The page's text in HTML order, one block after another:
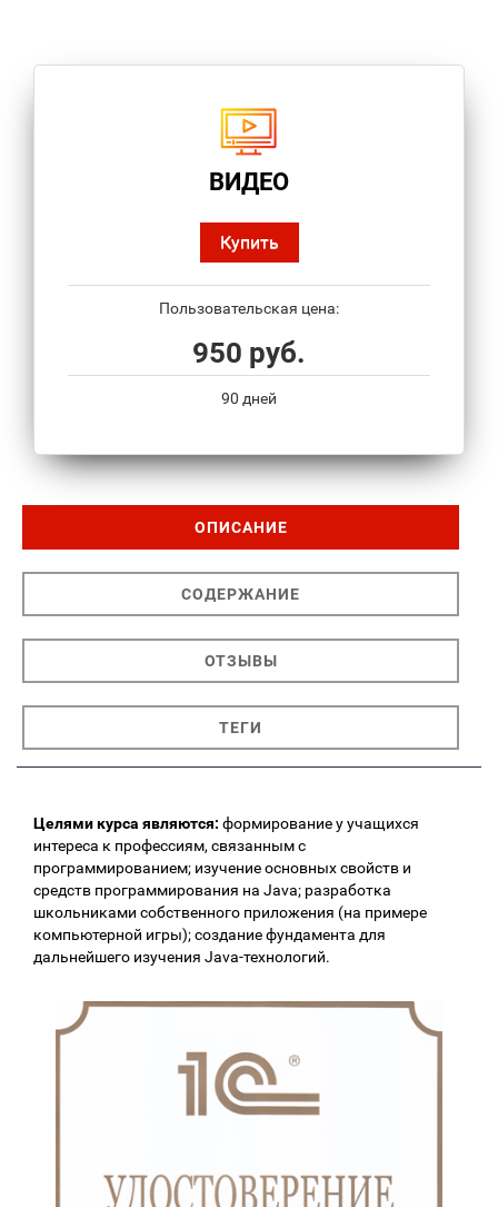
ВИДЕО
Купить
Пользовательская цена:
950 руб.
90 дней
ОПИСАНИЕ
СОДЕРЖАНИЕ
ОТЗЫВЫ
ТЕГИ
Целями курса являются: формирование у учащихся
интереса к профессиям, связанным с
программированием; изучение основных свойств и
средств программирования на Java; разработка
школьниками собственного приложения (на примере
компьютерной игры); создание фундамента для
дальнейшего изучения Java-технологий.